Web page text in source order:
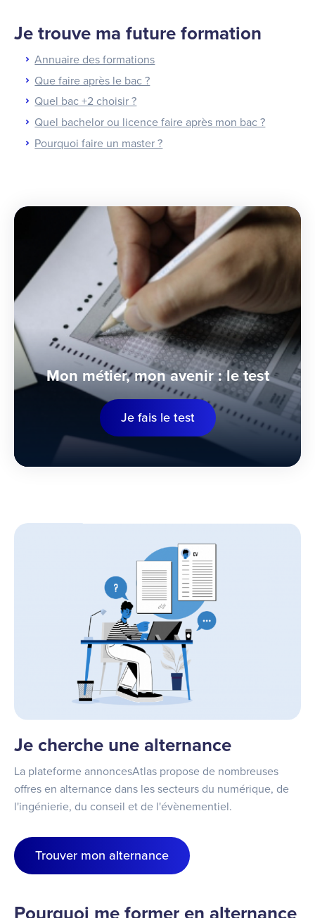
Je trouve ma future formation
Annuaire des formations
Que faire après le bac ?
Quel bac +2 choisir ?
Quel bachelor ou licence faire après mon bac ?
Pourquoi faire un master ?
Mon métier, mon avenir : le test
Je fais le test
Je cherche une alternance
La plateforme annoncesAtlas propose de nombreuses
offres en alternance dans les secteurs du numérique, de
l'ingénierie, du conseil et de l'évènementiel.
Trouver mon alternance
Pourquoi me former en alternance